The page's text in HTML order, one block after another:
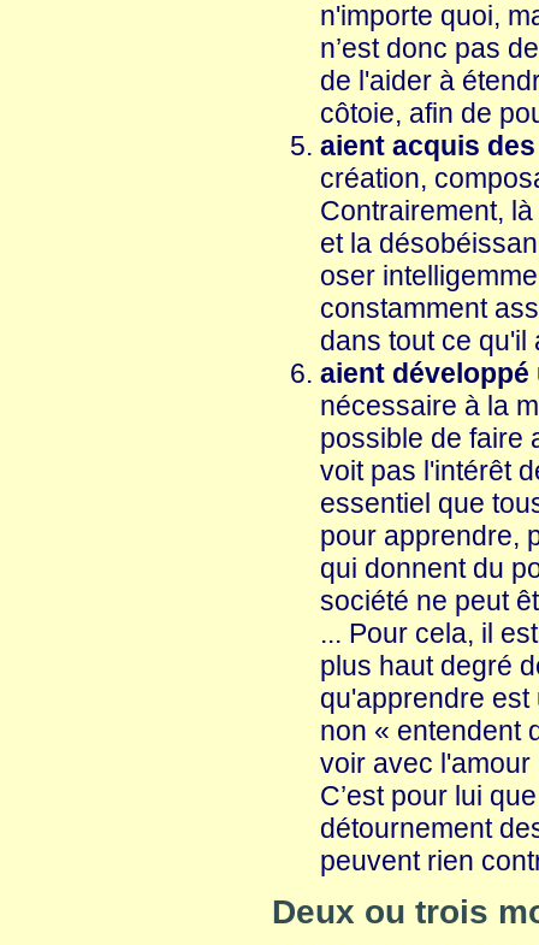
n'importe quoi,
n’est donc pas
de l'aider à
côtoie, afin de
aient acquis
création,
Contrairement,
et la
oser
constamment
dans tout ce qu'il
aient
nécessaire à la
possible de faire
voit pas l'intérêt
essentiel que
pour apprendre,
qui donnent du
société ne peut
... Pour cela, il
plus haut degré
qu'apprendre est
non « entendent
voir avec
C’est pour lui
détournement
peuvent rien
Deux ou trois